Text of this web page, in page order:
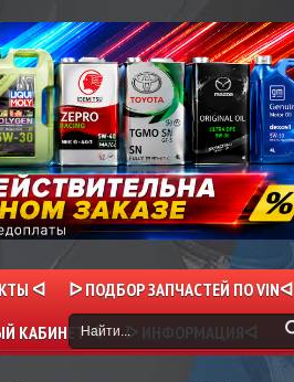
ᐊ ᐅ ПОДБОР ЗАПЧАСТЕЙ ПО VINᐊ
КАБИНЕТ ᐊ ᐅ ИНФОРМАЦИЯᐊ